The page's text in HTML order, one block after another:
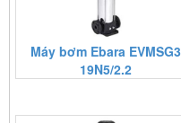
Máy bơm Ebara EVMSG3
19N5/2.2